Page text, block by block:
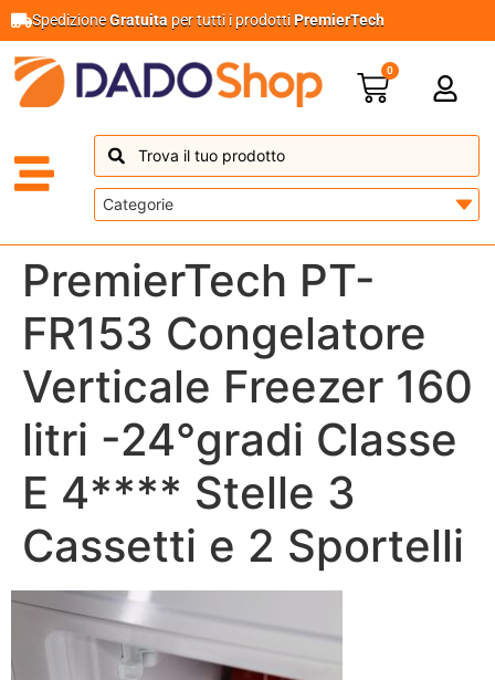
SpedizioneGratuita per tutti i prodottiPremierTech
0
PremierTech PT-
FR153 Congelatore
Verticale Freezer 160
litri -24°gradi Classe
E 4**** Stelle 3
Cassetti e 2 Sportelli